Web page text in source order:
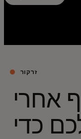
זרקור
אחרי
כדי